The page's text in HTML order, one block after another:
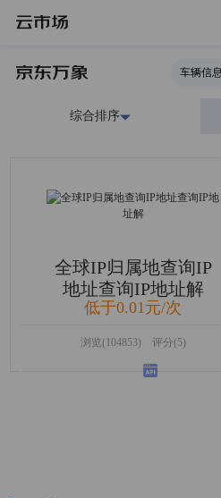
综合排序
全球IP归属地查询IP
地址查询IP地址解
低于0.01元/次
浏览(104853) 评分(5)